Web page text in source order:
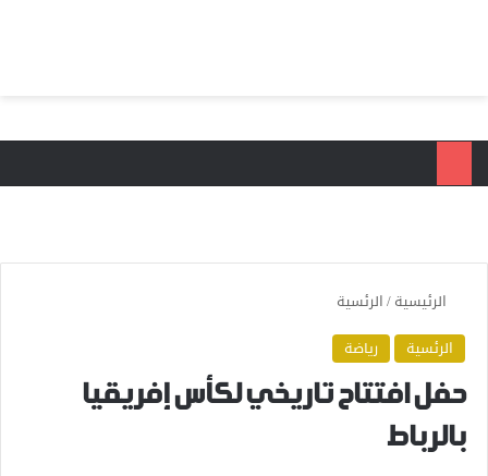
الرئيسية/الرئسية
الرئسية
رياضة
حفل افتتاح تاريخي لكأس إفريقيا
بالرباط